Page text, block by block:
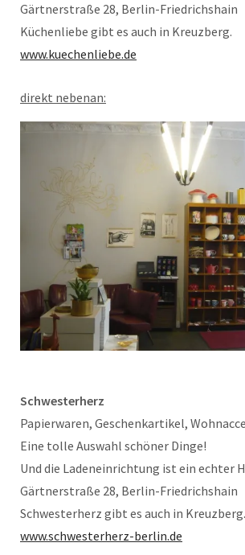
Gärtnerstraße 28, Berlin-Friedrichshain
Küchenliebe gibt es auch in Kreuzberg.
www.kuechenliebe.de
direkt nebenan:
Schwesterherz
Papierwaren, Geschenkartikel,
Eine tolle Auswahl schöner Dinge!
Und die Ladeneinrichtung ist ein echter
Gärtnerstraße 28, Berlin-Friedrichshain
Schwesterherz gibt es auch in Kreuzberg.
www.schwesterherz-berlin.de